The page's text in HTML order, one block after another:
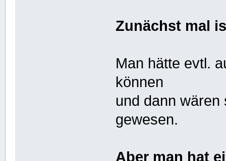
Zunächst mal
Man hätte evtl.
können
und dann
gewesen.
Aber man hat